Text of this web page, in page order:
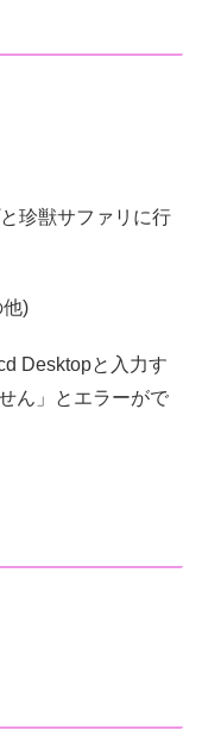
珍獣サファリに行
)
Desktopと入力す
ん」とエラーがで